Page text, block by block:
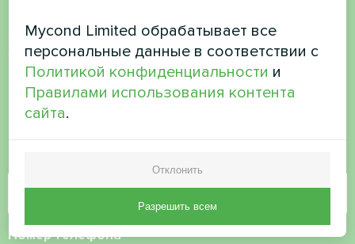
Хотите купить или у вас
есть вопросы?
Свяжитесь с нами, и мы поможем вам
Номер телефона
Mycond Limited обрабатывает все
персональные данные в соответствии с
Политикой конфиденциальности и
Правилами использования контента
сайта.
Отклонить
Разрешить всем